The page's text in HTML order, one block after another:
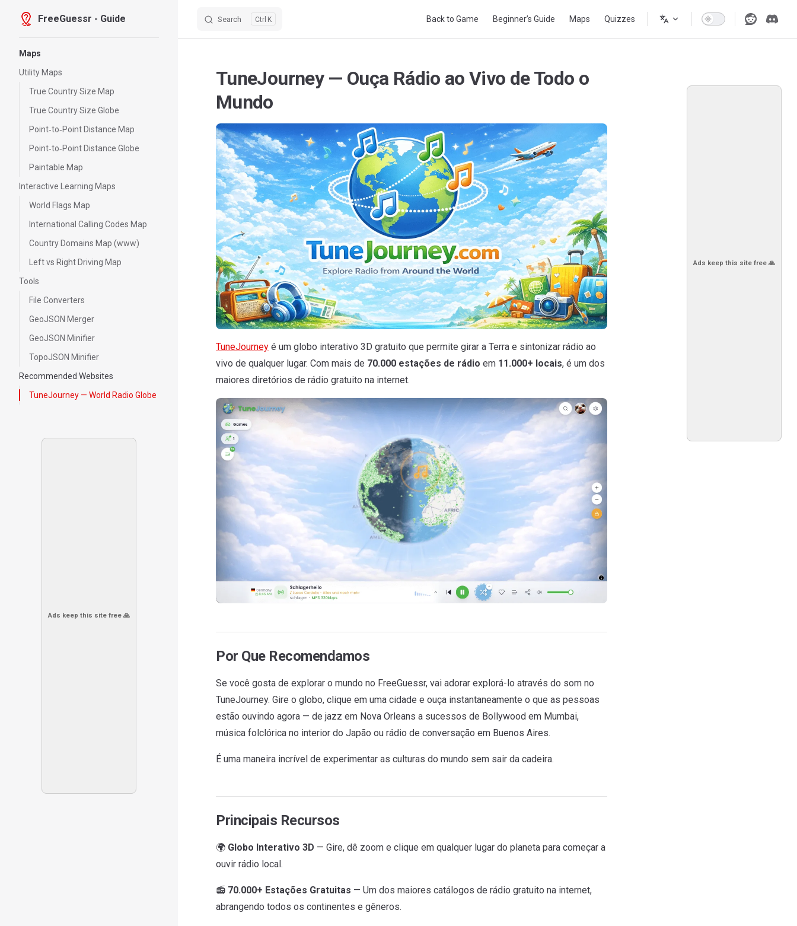
Skip to content
FreeGuessr - Guide Search K Back to Game Beginner’s Guide Maps Quizzes
Maps
Utility Maps
True Country Size Map
True Country Size Globe
Point‑to‑Point Distance Map
Point‑to‑Point Distance Globe
Paintable Map
Interactive Learning Maps
World Flags Map
International Calling Codes Map
Country Domains Map (www)
Left vs Right Driving Map
Tools
File Converters
GeoJSON Merger
GeoJSON Minifier
TopoJSON Minifier
Recommended Websites
TuneJourney — World Radio Globe
Ads keep this site free 🙏
Ads keep this site free 🙏
TuneJourney — Ouça Rádio ao Vivo de Todo o
Mundo
TuneJourney é um globo interativo 3D gratuito que permite girar a Terra e sintonizar rádio ao
vivo de qualquer lugar. Com mais de 70.000 estações de rádio em 11.000+ locais, é um dos
maiores diretórios de rádio gratuito na internet.
Por Que Recomendamos
Se você gosta de explorar o mundo no FreeGuessr, vai adorar explorá-lo através do som no
TuneJourney. Gire o globo, clique em uma cidade e ouça instantaneamente o que as pessoas
estão ouvindo agora — de jazz em Nova Orleans a sucessos de Bollywood em Mumbai,
música folclórica no interior do Japão ou rádio de conversação em Buenos Aires.
É uma maneira incrível de experimentar as culturas do mundo sem sair da cadeira.
Principais Recursos
🌍 Globo Interativo 3D — Gire, dê zoom e clique em qualquer lugar do planeta para começar a
ouvir rádio local.
📻 70.000+ Estações Gratuitas — Um dos maiores catálogos de rádio gratuito na internet,
abrangendo todos os continentes e gêneros.